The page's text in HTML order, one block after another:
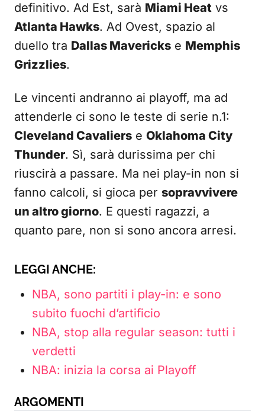
definitivo. Ad Est, sarà Miami Heat vs
Atlanta Hawks. Ad Ovest, spazio al
duello tra Dallas Mavericks e Memphis
Grizzlies.
Le vincenti andranno ai playoff, ma ad
attenderle ci sono le teste di serie n.1:
Cleveland Cavaliers e Oklahoma City
Thunder. Sì, sarà durissima per chi
riuscirà a passare. Ma nei play-in non si
fanno calcoli, si gioca per sopravvivere
un altro giorno. E questi ragazzi, a
quanto pare, non si sono ancora arresi.
LEGGI ANCHE:
NBA, sono partiti i play-in: e sono
subito fuochi d’artificio
NBA, stop alla regular season: tutti i
verdetti
NBA: inizia la corsa ai Playoff
ARGOMENTI